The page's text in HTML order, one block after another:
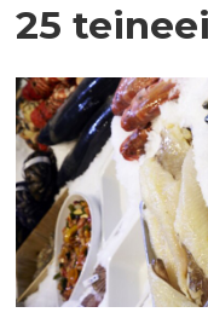
25